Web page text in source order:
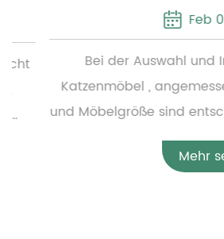
Feb 03,
Bei der Auswahl und Installation
Katzenmöbel , angemessener Raumauflagerung
und Möbelgröße sind
Pet Supplies Co., Ltd. bietet
Holzkatzenmöbeln an, von
Mehr sehen